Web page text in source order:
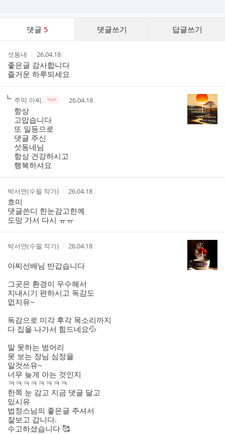
댓글 5 댓글쓰기 답글쓰기
트
작
성
자
섯동내
작
성
시
간
26.04.18
좋은글 감사합니다
즐거운 하루되세요
작
성
자
주막 아찌.작
자
본
인
여
작
작
26.04.18
항상
고맙습니다
또 일등으로
댓글 주신
섯동네님
항상 건강하시고
행복하셔요
작
성
자
박서연(수필 작가)
작
시
간
26.04.18
흐미
댓글쓴디 한눈감고한께
도망 가서 다시 ㅠㅠ
작
자
박서연(수필 작가)
작
시
간
26.04.18
아찌선배님 반갑습니다
그곳은 환경이 우수해서
지내시기 편하시고 독감도
없지유~
독감으로 미각 후각 목소리까지
다 집을 나가서 힘드네요💦
말 못하는 벙어리
못 보는 장님 심정을
알것쓰유~
너무 늦게 아는 것인지
ㅋㅋㅋㅋㅋㅋㅋㅋ
한쪽 눈 감고 지금 댓글 달고
있시유
법정스님의 좋은글 주셔서
잘보고 갑니다.
수고하셨습니다 🥰